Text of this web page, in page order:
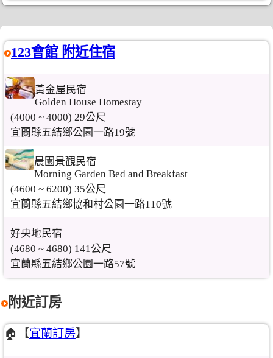
123會館 附近住宿
黃金屋民宿
Golden House Homestay
(4000 ~ 4000) 29公尺
宜蘭縣五結鄉公園一路19號
晨園景觀民宿
Morning Garden Bed and Breakfast
(4600 ~ 6200) 35公尺
宜蘭縣五結鄉協和村公園一路110號
好央地民宿
(4680 ~ 4680) 141公尺
宜蘭縣五結鄉公園一路57號
附近訂房
🏠【宜蘭訂房】